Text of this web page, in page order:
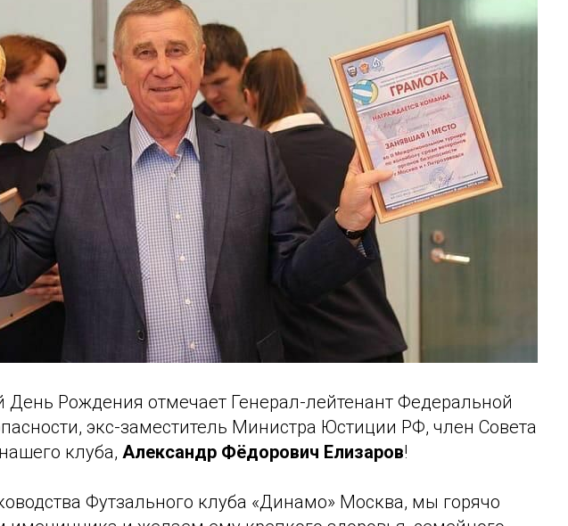
День Рождения отмечает Генерал-лейтенант Федеральной
экс-заместитель Министра Юстиции РФ, член Совета
клуба, Александр Фёдорович Елизаров!
Футзального клуба «Динамо» Москва, мы горячо